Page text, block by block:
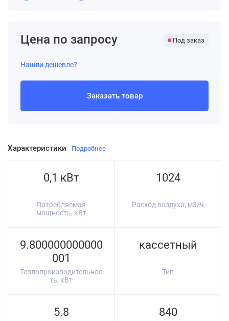
Характеристики Подробнее
0,1 кВт
Потребляемая
мощность, кВт
1024
Расход воздуха, м3/ч
9.800000000000
001
Теплопроизводительнос
ть, кВт
кассетный
Тип
5.8 840
Цена по запросу Под заказ
Нашли дешевле?
Заказать товар